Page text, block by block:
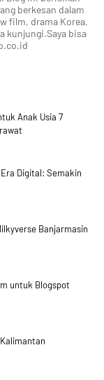
berkesan dalam
film, drama Korea,
kunjungi.Saya bisa
Anak Usia 7
Digital: Semakin
Banjarmasin
untuk Blogspot